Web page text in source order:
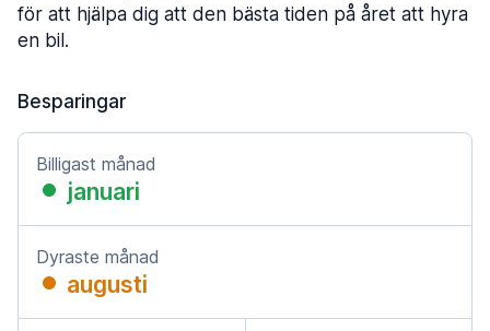
för att hjälpa dig att den bästa tiden på året att hyra
en bil.
Besparingar
Billigast månad
januari
Dyraste månad
augusti